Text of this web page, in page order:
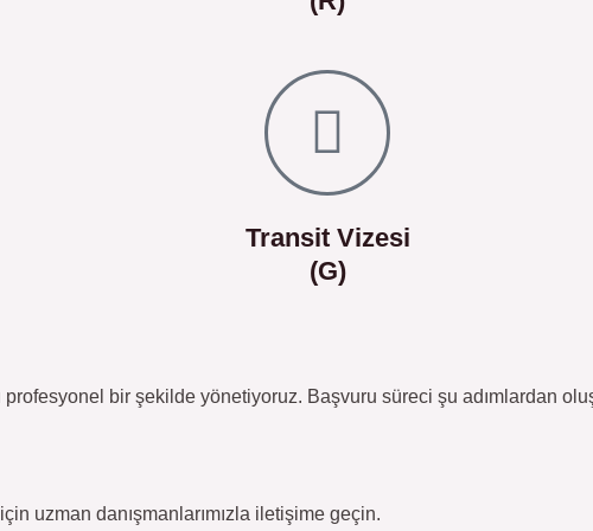
Transit Vizesi
(G)
bir şekilde yönetiyoruz. Başvuru süreci şu adımlardan
uzman danışmanlarımızla iletişime geçin.